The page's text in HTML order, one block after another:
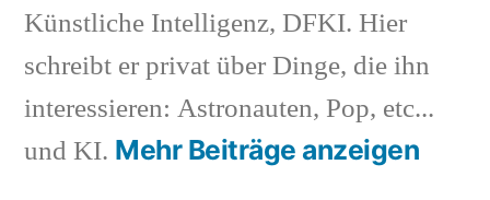
Künstliche Intelligenz, DFKI. Hier
schreibt er privat über Dinge, die ihn
interessieren: Astronauten, Pop, etc...
und KI. Mehr Beiträge anzeigen